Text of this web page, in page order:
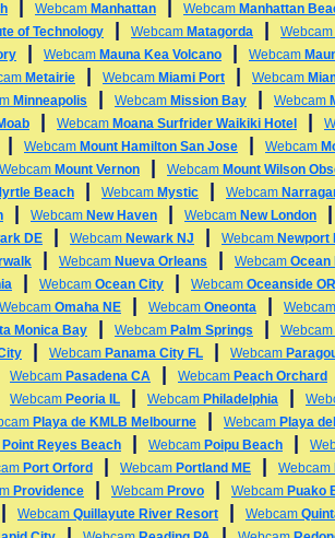
Webcam Manhattan Webcam Manhattan
of Technology
Webcam Matagorda Webcam
Webcam Mauna Kea Volcano Webcam
Metairie Webcam Miami Port Webcam
Minneapolis Webcam Mission Bay Webcam
Webcam Moana Surfrider Waikiki Hotel
Webcam Mount Hamilton San Jose Webcam
Webcam Mount Vernon Webcam Mount Wilson
Beach Webcam Mystic Webcam
Webcam New Haven Webcam New London
DE Webcam Newark NJ Webcam Newport
Webcam Nueva Orleans Webcam Ocean
Webcam Ocean City Webcam Oceanside OR
Webcam Omaha NE Webcam Oneonta Webcam
Monica Bay
Webcam Palm Springs Webcam
Webcam Panama City FL Webcam
Webcam Pasadena CA Webcam Peach Orchard
Webcam Peoria IL Webcam Philadelphia
Playa de KMLB Melbourne Webcam Playa
Point Reyes Beach Webcam Poipu Beach
Port Orford Webcam Portland ME Webcam
Providence Webcam Provo Webcam Puako
Webcam Quillayute River Resort Webcam